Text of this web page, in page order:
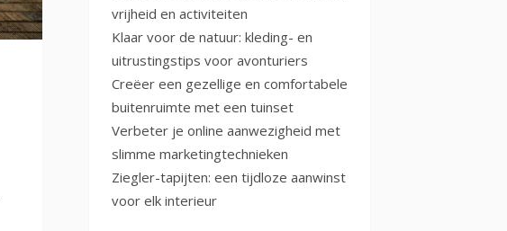
vrijheid en activiteiten
Klaar voor de natuur: kleding- en
uitrustingstips voor avonturiers
Creëer een gezellige en comfortabele
buitenruimte met een tuinset
Verbeter je online aanwezigheid met
slimme marketingtechnieken
Ziegler-tapijten: een tijdloze aanwinst
voor elk interieur